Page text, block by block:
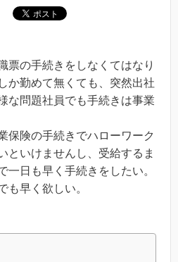
票の手続きをしなくてはなり
か勤めて無くても、突然出社
な問題社員でも手続きは事業
保険の手続きでハローワーク
といけませんし、受給するま
一日も早く手続きをしたい。
も早く欲しい。